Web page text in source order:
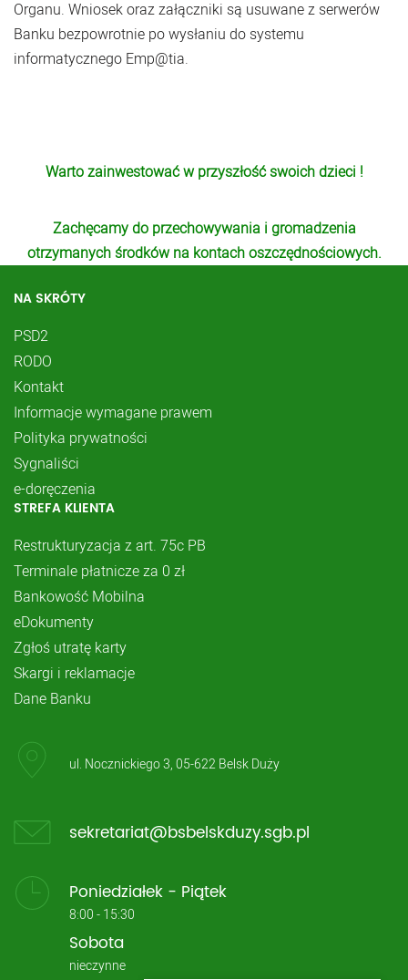
Organu. Wniosek oraz załączniki są usuwane z serwerów
Banku bezpowrotnie po wysłaniu do systemu
informatycznego Emp@tia.
Warto zainwestować w przyszłość swoich dzieci !
Zachęcamy do przechowywania i gromadzenia
otrzymanych środków na kontach oszczędnościowych.
NA SKRÓTY
PSD2
RODO
Kontakt
Informacje wymagane prawem
Polityka prywatności
Sygnaliści
e-doręczenia
STREFA KLIENTA
Restrukturyzacja z art. 75c PB
Terminale płatnicze za 0 zł
Bankowość Mobilna
eDokumenty
Zgłoś utratę karty
Skargi i reklamacje
Dane Banku
ul. Nocznickiego 3, 05-622 Belsk Duży
sekretariat@bsbelskduzy.sgb.pl
Poniedziałek - Piątek
8:00 - 15:30
Sobota
nieczynne